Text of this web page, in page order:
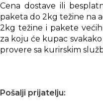
Cena dostave ili
paketa do 2kg težine na
2kg težine i pakete
za koju će kupac
provere sa kurirskim
Pošalji prijatelju: